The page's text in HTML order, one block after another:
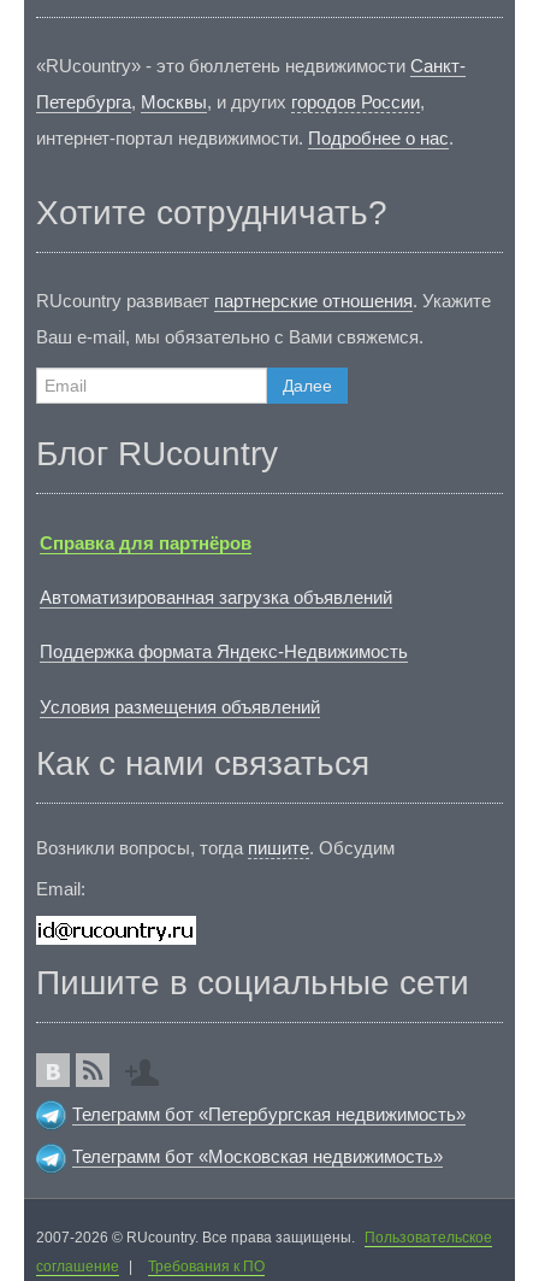
«RUcountry» - это бюллетень недвижимости Санкт-
Петербурга, Москвы, и других городов России,
интернет-портал недвижимости. Подробнее о нас.
Хотите сотрудничать?
RUcountry развивает партнерские отношения. Укажите
Ваш e-mail, мы обязательно с Вами свяжемся.
Далее
Блог RUcountry
Справка для партнёров
Автоматизированная загрузка объявлений
Поддержка формата Яндекс-Недвижимость
Условия размещения объявлений
Как с нами связаться
Возникли вопросы, тогда пишите. Обсудим
Email:
Пишите в социальные сети
Телеграмм бот «Петербургская недвижимость»
Телеграмм бот «Московская недвижимость»
2007-2026 © RUcountry. Все права защищены.
Пользовательское
соглашение
| Требования к ПО